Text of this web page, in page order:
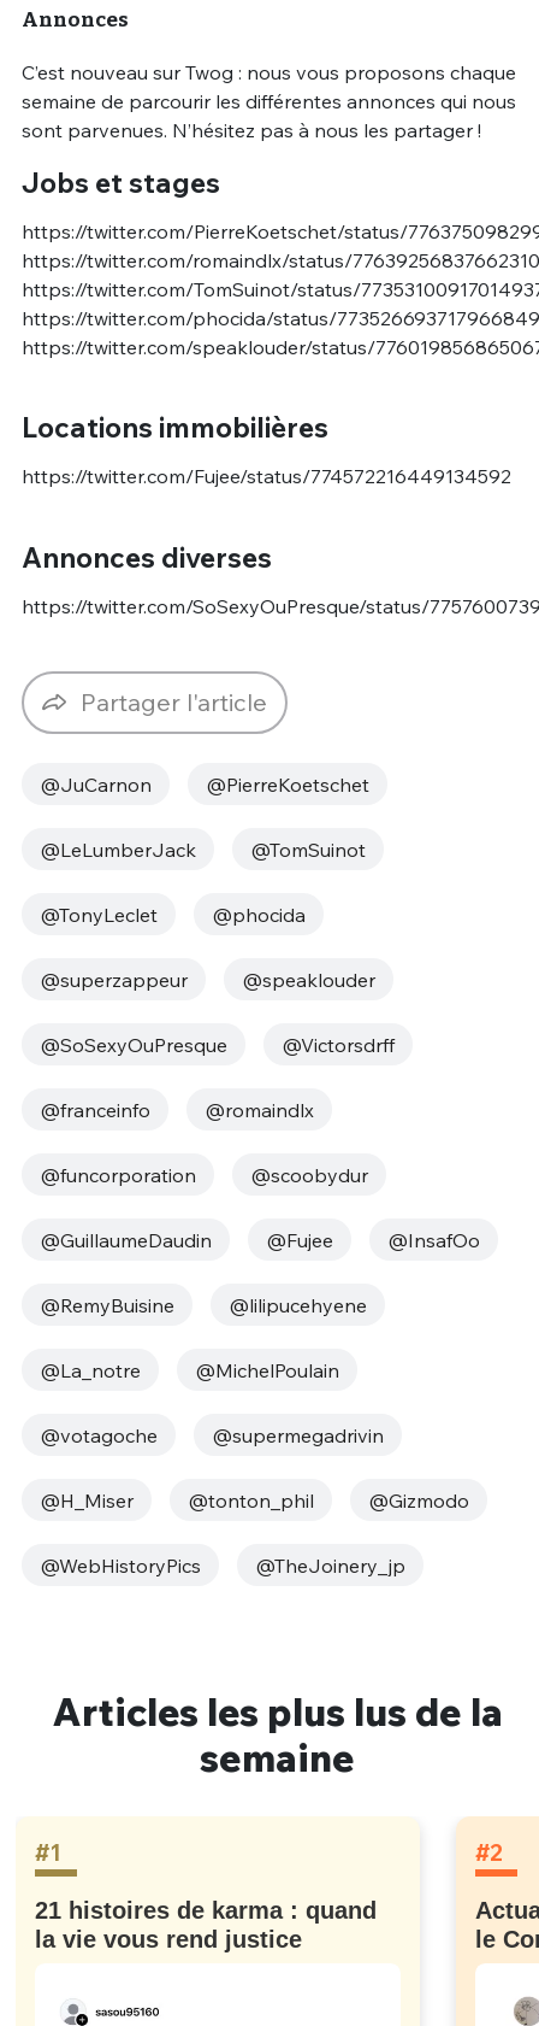
Annonces
C’est nouveau sur Twog : nous vous proposons chaque
semaine de parcourir les différentes annonces qui nous
sont parvenues. N’hésitez pas à nous les partager !
Jobs et stages
https://twitter.com/PierreKoetschet/status/
https://twitter.com/romaindlx/status/
https://twitter.com/TomSuinot/status/
https://twitter.com/phocida/status/773526693717966849
https://twitter.com/speaklouder/status/
Locations immobilières
https://twitter.com/Fujee/status/774572216449134592
Annonces diverses
https://twitter.com/SoSexyOuPresque/status/
Partager l'article
@JuCarnon @PierreKoetschet
@LeLumberJack @TomSuinot
@TonyLeclet @phocida
@superzappeur @speaklouder
@SoSexyOuPresque @Victorsdrff
@franceinfo @romaindlx
@funcorporation @scoobydur
@GuillaumeDaudin @Fujee @InsafOo
@RemyBuisine @lilipucehyene
@La_notre @MichelPoulain
@votagoche @supermegadrivin
@H_Miser @tonton_phil @Gizmodo
@WebHistoryPics @TheJoinery_jp
Articles les plus lus de la
semaine
#1
21 histoires de karma : quand
la vie vous rend justice
#2
le